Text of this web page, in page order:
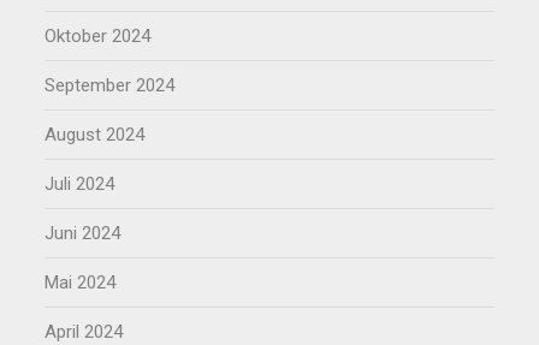
Oktober 2024
September 2024
August 2024
Juli 2024
Juni 2024
Mai 2024
April 2024